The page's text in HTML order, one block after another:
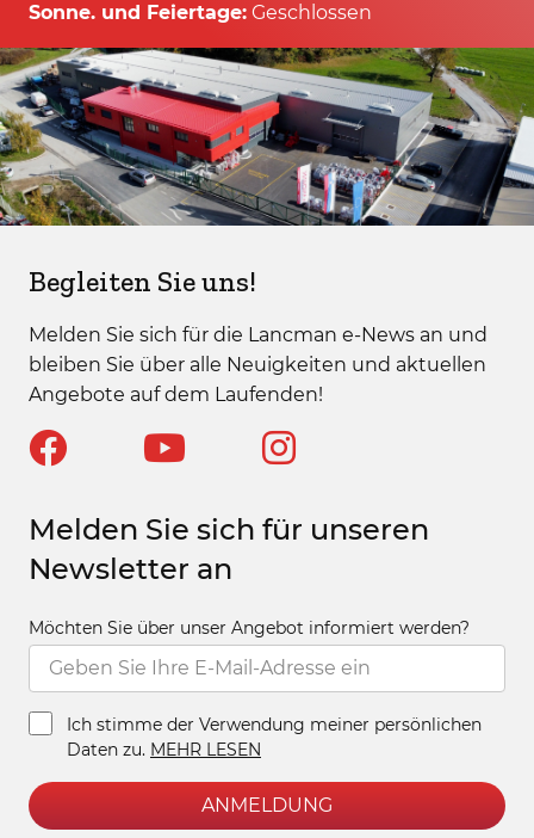
Sonne. und Feiertage: Geschlossen
Begleiten Sie uns!
Melden Sie sich für die Lancman e-News an und
bleiben Sie über alle Neuigkeiten und aktuellen
Angebote auf dem Laufenden!
Melden Sie sich für unseren
Newsletter an
Möchten Sie über unser Angebot informiert werden?
Ich stimme der Verwendung meiner persönlichen
Daten zu. MEHR LESEN
ANMELDUNG